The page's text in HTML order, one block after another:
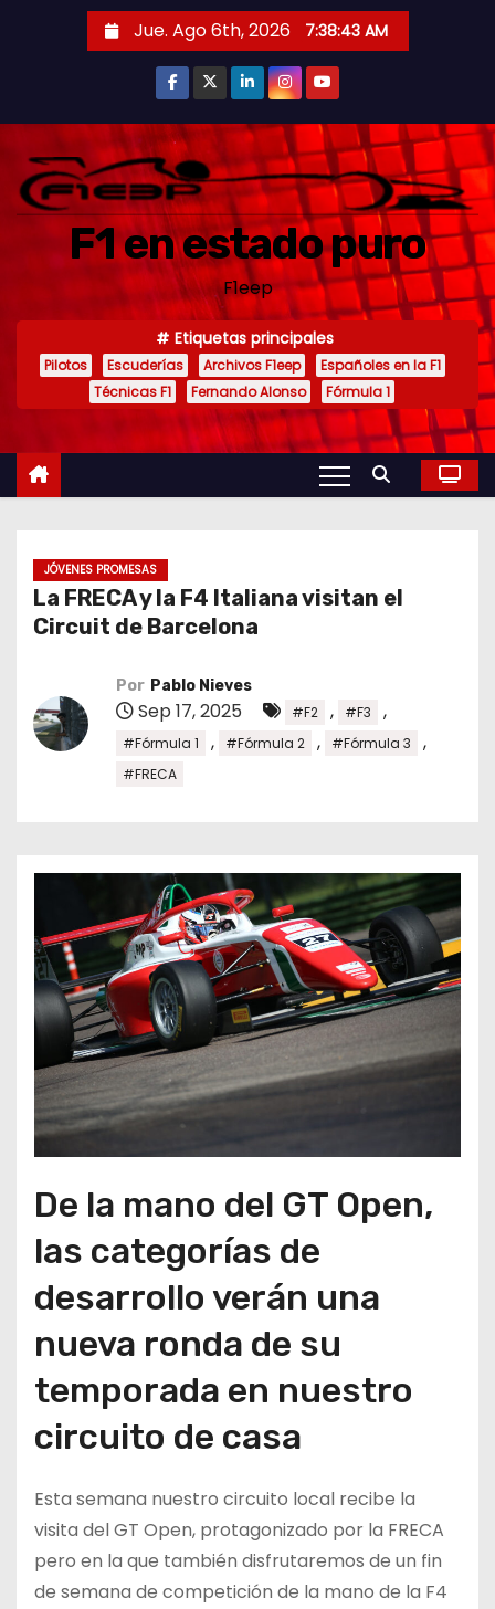
i
Jue. Ago 6th, 2026 7:38:45 AM
F1 en estado puro
F1eep
Etiquetas principales
Pilotos Escuderías Archivos F1eep
Españoles en la F1
Técnicas F1
Fernando Alonso Fórmula 1
JÓVENES PROMESAS
La FRECA y la F4 Italiana visitan el
Circuit de Barcelona
Por Pablo Nieves
Sep 17, 2025 #F2 , #F3 ,
#Fórmula 1 , #Fórmula 2 , #Fórmula 3 ,
#FRECA
De la mano del GT Open,
las categorías de
desarrollo verán una
nueva ronda de su
temporada en nuestro
circuito de casa
Esta semana nuestro circuito local recibe la
visita del GT Open, protagonizado por la FRECA
pero en la que también disfrutaremos de un fin
de semana de competición de la mano de la F4